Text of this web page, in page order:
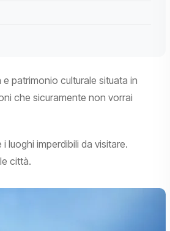
patrimonio culturale situata in
che sicuramente non vorrai
luoghi imperdibili da visitare.
città.